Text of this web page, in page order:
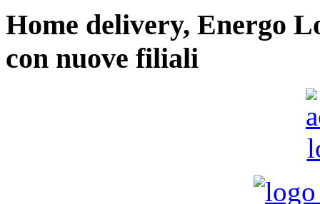
Home delivery, Energo
con nuove filiali